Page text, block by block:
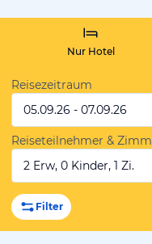
Nur Hotel
Reisezeitraum
05.09.26 - 07.09.26
Reiseteilnehmer &
2 Erw, 0 Kinder, 1 Zi.
Filter